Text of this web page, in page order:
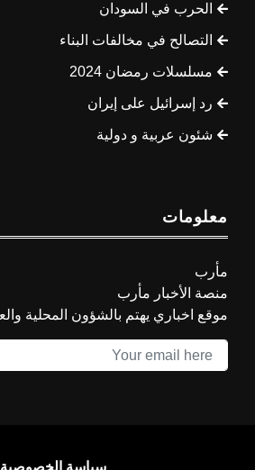
الحرب في السودان
التصالح في مخالفات البناء
مسلسلات رمضان 2024
رد إسرائيل على إيران
شئون عربية و دولية
معلومات
مأرب
منصة الأخبار مأرب
موقع اخباري يهتم بالشؤون المحلية